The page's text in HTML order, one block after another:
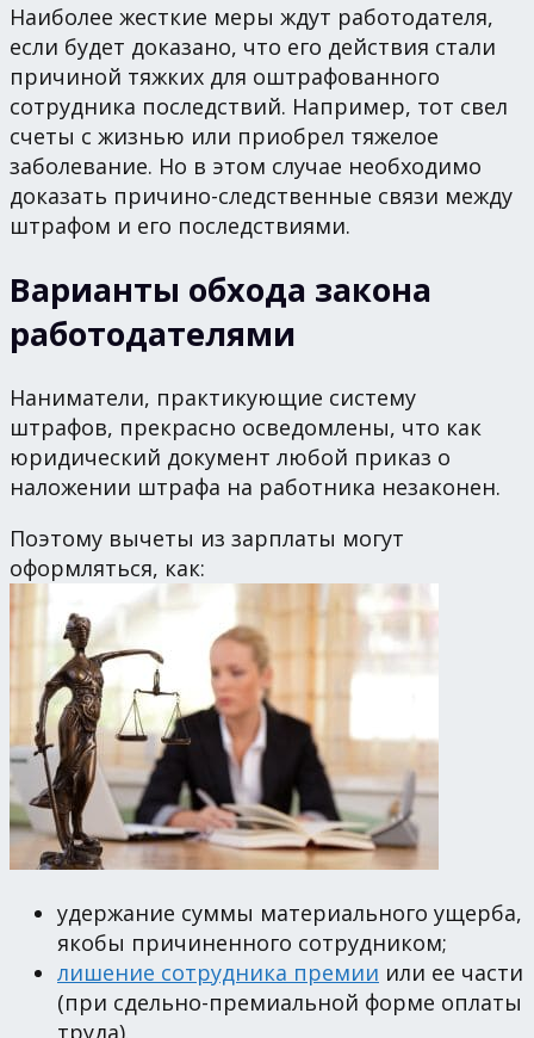
Наиболее жесткие меры ждут работодателя,
если будет доказано, что его действия стали
причиной тяжких для оштрафованного
сотрудника последствий. Например, тот свел
счеты с жизнью или приобрел тяжелое
заболевание. Но в этом случае необходимо
доказать причино-следственные связи между
штрафом и его последствиями.
Варианты обхода закона
работодателями
Наниматели, практикующие систему
штрафов, прекрасно осведомлены, что как
юридический документ любой приказ о
наложении штрафа на работника незаконен.
Поэтому вычеты из зарплаты могут
оформляться, как:
удержание суммы материального ущерба,
якобы причиненного сотрудником;
лишение сотрудника премии или ее части
(при сдельно-премиальной форме оплаты
труда).